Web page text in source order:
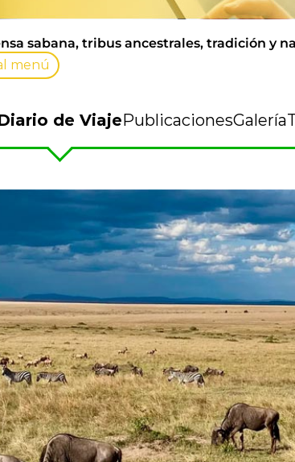
sabana, tribus ancestrales, tradición y
menú
de ViajePublicacionesGalería